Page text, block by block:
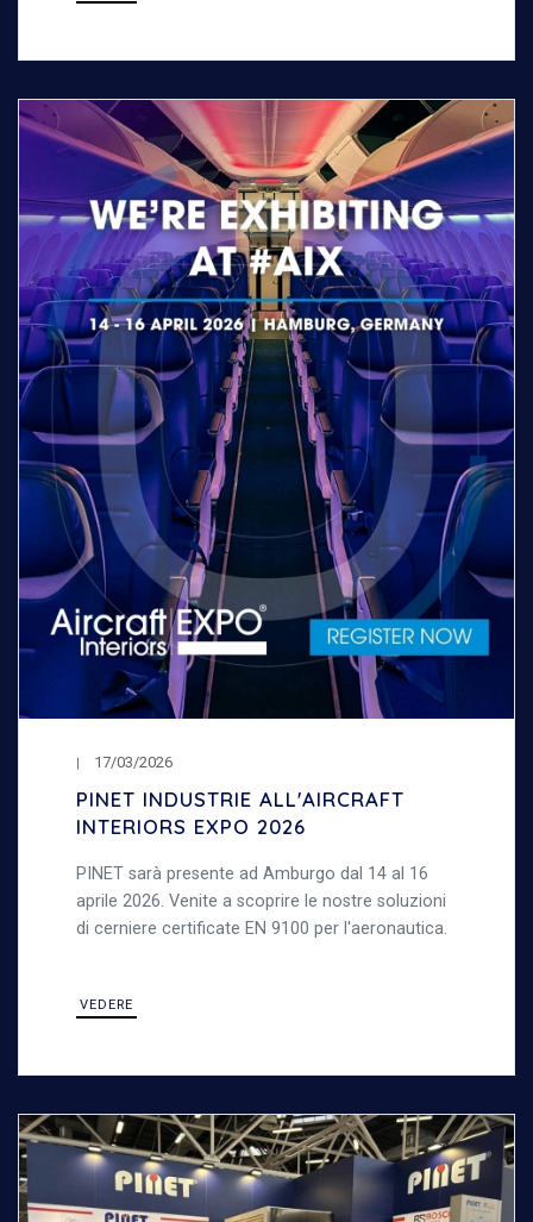
17/03/2026
PINET INDUSTRIE ALL'AIRCRAFT
INTERIORS EXPO 2026
PINET sarà presente ad Amburgo dal 14 al 16
aprile 2026. Venite a scoprire le nostre soluzioni
di cerniere certificate EN 9100 per l'aeronautica.
VEDERE